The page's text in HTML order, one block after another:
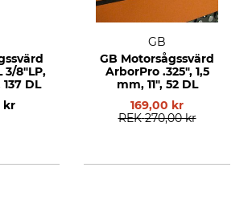
3/8"LP,
DL
kr
GB
GB Motorsågssvärd
ArborPro .325", 1,5
mm, 11", 52 DL
169,00 kr
REK 270,00 kr